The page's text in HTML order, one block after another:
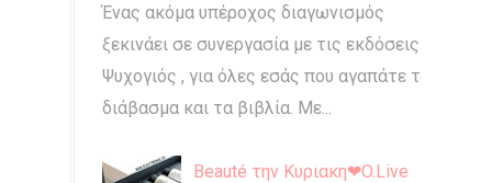
Ένας ακόμα υπέροχος διαγωνισμός
ξεκινάει σε συνεργασία με τις εκδόσεις
Ψυχογιός , για όλες εσάς που αγαπάτε το
διάβασμα και τα βιβλία. Με...
Beauté την Κυριακη❤O.Live